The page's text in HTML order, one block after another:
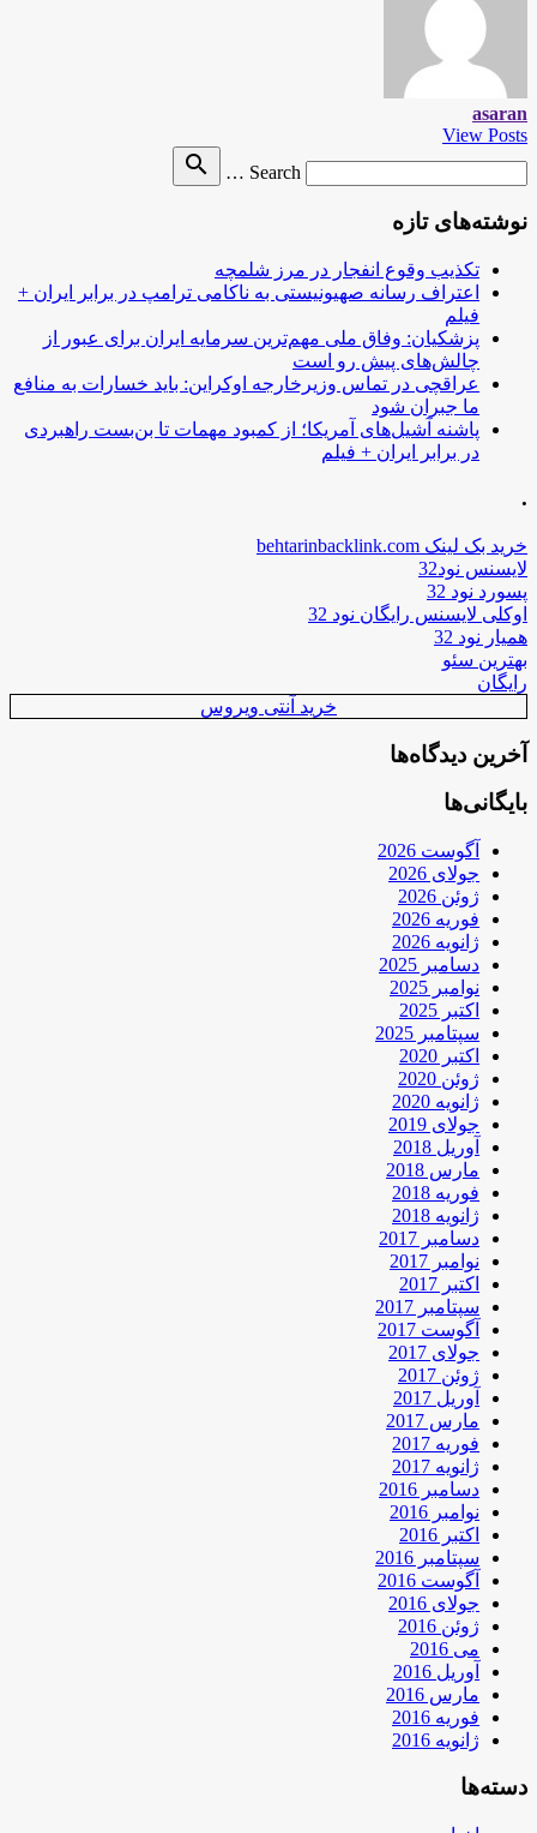
asaran
View Posts
Search …
search
نوشته‌های تازه
تکذیب وقوع انفجار در مرز شلمچه
اعتراف رسانه صهیونیستی به ناکامی ترامپ در برابر ایران +
فیلم
پزشکیان: وفاق ملی مهم‌ترین سرمایه ایران برای عبور از
چالش‌های پیش رو است
عراقچی در تماس وزیرخارجه اوکراین: باید خسارات به منافع
ما جبران شود
پاشنه آشیل‌های آمریکا؛ از کمبود مهمات تا بن‌بست راهبردی
در برابر ایران + فیلم
.
خرید بک لینک behtarinbacklink.com
لایسنس نود32
پسورد نود 32
اوکلی لایسنس رایگان نود 32
همیار نود 32
بهترین سئو
رایگان
خرید آنتی ویروس
آخرین دیدگاه‌ها
بایگانی‌ها
آگوست 2026
جولای 2026
ژوئن 2026
فوریه 2026
ژانویه 2026
دسامبر 2025
نوامبر 2025
اکتبر 2025
سپتامبر 2025
اکتبر 2020
ژوئن 2020
ژانویه 2020
جولای 2019
آوریل 2018
مارس 2018
فوریه 2018
ژانویه 2018
دسامبر 2017
نوامبر 2017
اکتبر 2017
سپتامبر 2017
آگوست 2017
جولای 2017
ژوئن 2017
آوریل 2017
مارس 2017
فوریه 2017
ژانویه 2017
دسامبر 2016
نوامبر 2016
اکتبر 2016
سپتامبر 2016
آگوست 2016
جولای 2016
ژوئن 2016
می 2016
آوریل 2016
مارس 2016
فوریه 2016
ژانویه 2016
دسته‌ها